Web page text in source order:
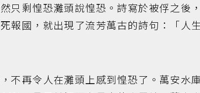
只剩惶恐灘頭說惶恐。詩寫於被俘之後
報國，就出現了流芳萬古的詩句：「人
不再令人在灘頭上感到惶恐了。萬安水